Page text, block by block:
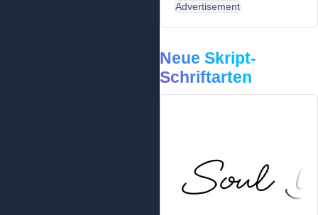
Advertisement
Neue Skript-
Schriftarten